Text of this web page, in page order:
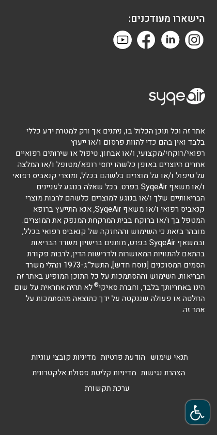
פתח סרגל נגישות
הישארו מעודכנים:
אתר זה וכל תוכן הכלול בו, ניתנים אך ורק למטרת ידע כללי
בלבד ואין בהם כדי להוות פרסום ו/או ייעוץ
רפואי/רוקחי/מקצועי, ו/או אבחון, טיפול או שירותים רפואיים
אחרים היוצרים באופן כלשהו יחסי רופא/מטופל ו/או המלצה
על טיפול ו/או על מוצרים כלשהם בכלל, ומוצרי קנאביס רפואי
ו/או משאף SyqeAir בפרט. בכל שאלה בנוגע לעניינים
הבריאותיים שלך ו/או בנוגע למוצרים כלשהם לרבות מוצרי
קנאביס רפואי ו/או משאף SyqeAir, אנא התייעץ ברופא
המטפל בך ו/או ברוקח בבית המרקחת המנפק את המוצרים.
מובהר בזאת כי השימוש וההחזקה של קנאביס רפואי בכלל,
ובמשאף SyqeAir בפרט, מותנים ברישיון משרד הבריאות
בהתאם להתוויות המאושרות ולדרישות הדין, לרבות פקודת
הסמים המסוכנים [נוסח חדש], התשל”ג-1973 ונהלי משרד
הבריאות. השימוש וההסתמכות על כל התוכן המופיע באתר זה
הינו באחריותך בלבד, וחברת סאיקי® לא תהיה אחראית על שום
החלטה או פעולה שננקטה על ידך כתוצאה מהסתמכות על
אתר זה.
תנאי שימוש הודעת פרטיות מדיניות קובצי עוגיות
הצהרת נגישות מדיניות קליטת פסולת אלקטרונית
ערכת תקשורת